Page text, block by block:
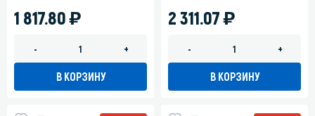
1 817.80)
- +
В КОРЗИНУ
2 311.07)
- +
В КОРЗИНУ